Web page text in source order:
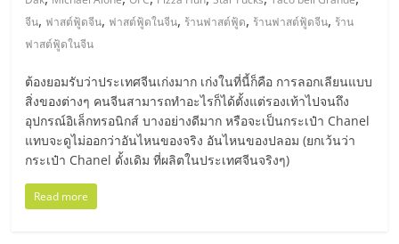
มอี
ไทย,
SMEs,
แฟ
จีน, ฟาสต์ฟู้ดจีน, ฟาสต์ฟู้ดในจีน, ร้านฟาสต์ฟู้ด, ร้านฟาสต์ฟู้ดจีน, ร้าน
ฟาสต์ฟู้ดในจีน
ต้องยอมรับว่าประเทศจีนเก่งมาก เก่งในที่นี้ก็คือ การลอกเลียนแบบ
สิ่งของต่างๆ คนจีนสามารถทำอะไรก็ได้ตั้งแต่รองเท้าไปจนถึง
อุปกรณ์อิเล็กทรอนิกส์ บางอย่างดีมาก หรือจะเป็นกระเป๋า Chanel
แทบจะดูไม่ออกว่าอันไหนของจริง อันไหนของปลอม (ยกเว้นว่า
กระเป๋า Chanel ดั้งเดิม ที่ผลิตในประเทศจีนจริงๆ)
Read more